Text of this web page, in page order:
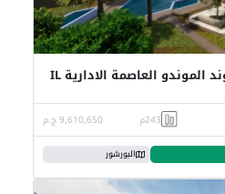
شقة للبيع 243م في كمبوند الموندو العاصمة الادارية IL
243م 9,610,650 ج.م
البورشور